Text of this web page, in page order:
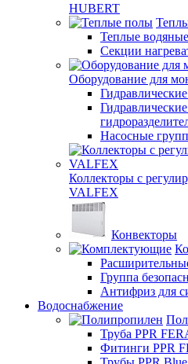
HUBERT
Теплые
Секции
Оборудование для
Насосные
Коллекторы с
VALFEX
Конвекторы
Группа
Антифриз для
Водоснабжение
Труба PPR
Фитинги PPR